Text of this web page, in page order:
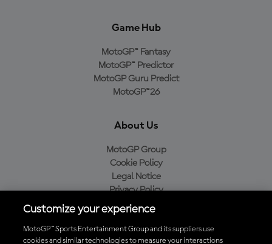
Game Hub
MotoGP™ Fantasy
MotoGP™ Predictor
MotoGP Guru Predict
MotoGP™26
About Us
MotoGP Group
Cookie Policy
Legal Notice
Privacy Policy
Purchase Policy
Customize your experience
MotoGP™ Sports Entertainment Group and its suppliers use
cookies and similar technologies to measure your interactions